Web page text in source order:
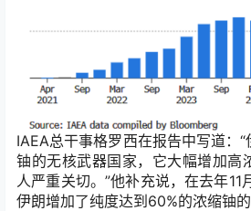
IAEA总干事格罗西在报告中写道：
铀的无核武器国家，它大幅增加高
人严重关切。”他补充说，在去年11
伊朗增加了纯度达到60%的浓缩铀的